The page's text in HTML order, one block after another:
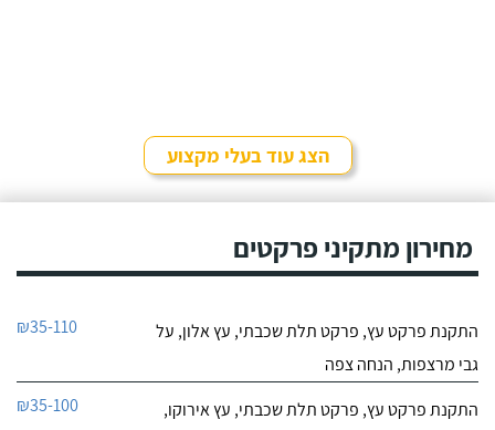
הצג עוד בעלי מקצוע
מחירון מתקיני פרקטים
התקנת פרקט עץ, פרקט תלת שכבתי, עץ אלון, על
גבי מרצפות, הנחה צפה
₪35-110
התקנת פרקט עץ, פרקט תלת שכבתי, עץ אירוקו,
₪35-100